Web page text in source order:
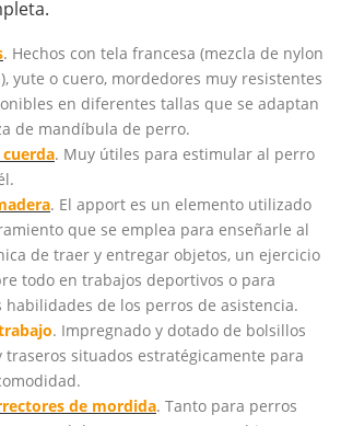
. Hechos con tela francesa (mezcla de nylon
yute o cuero, mordedores muy resistentes
en diferentes tallas que se adaptan
de mandíbula de perro.
. Muy útiles para estimular al perro
. El apport es un elemento utilizado
que se emplea para enseñarle al
de traer y entregar objetos, un ejercicio
todo en trabajos deportivos o para
habilidades de los perros de asistencia.
. Impregnado y dotado de bolsillos
traseros situados estratégicamente para
de mordida. Tanto para perros